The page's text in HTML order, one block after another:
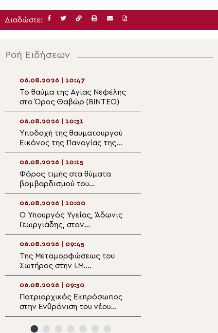
Διαδώστε:
Ροή Ειδήσεων
06.08.2026 | 10:47
Το θαύμα της Αγίας Νεφέλης
στο Όρος Θαβώρ (ΒΙΝΤΕΟ)
06.08.2026 | 10:31
Yποδοχή της θαυματουργού
Εικόνος της Παναγίας της
Ροβέλιστας στην
πανηγυρίζουσα ενορία
Συκεών Άρτης
06.08.2026 | 10:15
Φόρος τιμής στα θύματα
βομβαρδισμού του
Νοσοκομείου Αθαλάσσας
κατά την τουρκική εισβολή
06.08.2026 | 10:00
Ο Υπουργός Υγείας, Άδωνις
Γεωργιάδης, στον
Μητροπολίτη Φθιώτιδος
Συμεών
06.08.2026 | 09:45
Της Μεταμορφώσεως του
Σωτήρος στην Ι.Μ.
Ασωμάτων Πετράκη
06.08.2026 | 09:30
Πατριαρχικός Εκπρόσωπος
στην Ενθρόνιση του νέου
Αρχιεπισκόπου Καναδά ο
Αρχιεπίσκοπος Θυατείρων